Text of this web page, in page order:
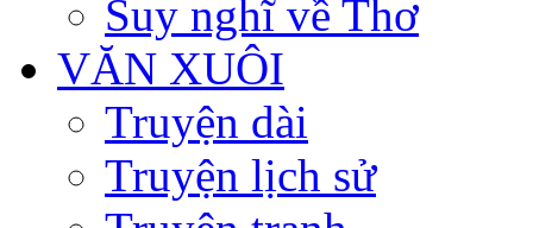
Suy nghĩ về Thơ
VĂN XUÔI
Truyện dài
Truyện lịch sử